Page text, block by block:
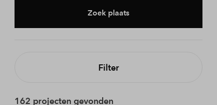
Zoek plaats
Filter
162 projecten gevonden